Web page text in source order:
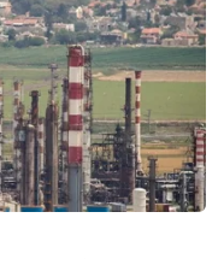
tác